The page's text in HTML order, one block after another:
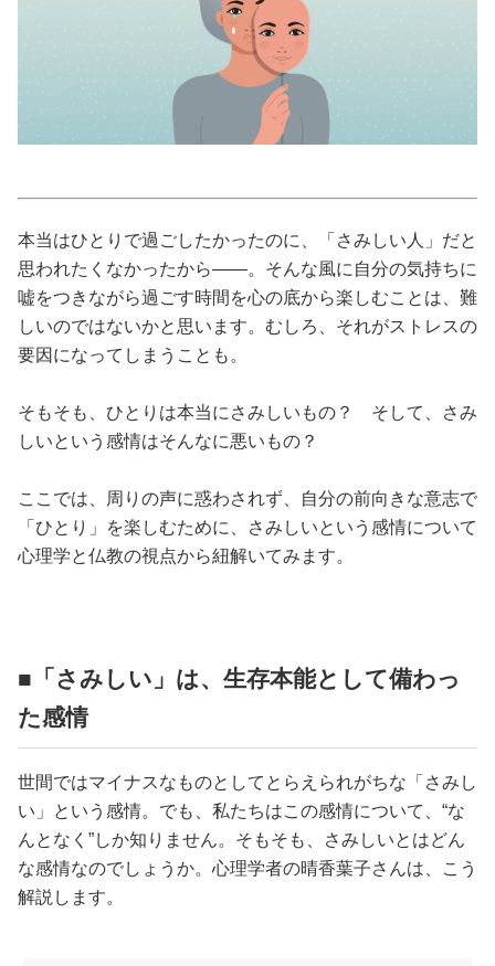
カルチャー/エンタメ
性と愛
ゲーム
本当はひとりで過ごしたかったのに、「さみしい人」だと
思われたくなかったから――。そんな風に自分の気持ちに
嘘をつきながら過ごす時間を心の底から楽しむことは、難
しいのではないかと思います。むしろ、それがストレスの
要因になってしまうことも。
そもそも、ひとりは本当にさみしいもの？ そして、さみ
しいという感情はそんなに悪いもの？
ここでは、周りの声に惑わされず、自分の前向きな意志で
「ひとり」を楽しむために、さみしいという感情について
心理学と仏教の視点から紐解いてみます。
■「さみしい」は、生存本能として備わっ
た感情
世間ではマイナスなものとしてとらえられがちな「さみし
い」という感情。でも、私たちはこの感情について、“な
んとなく”しか知りません。そもそも、さみしいとはどん
な感情なのでしょうか。心理学者の晴香葉子さんは、こう
解説します。